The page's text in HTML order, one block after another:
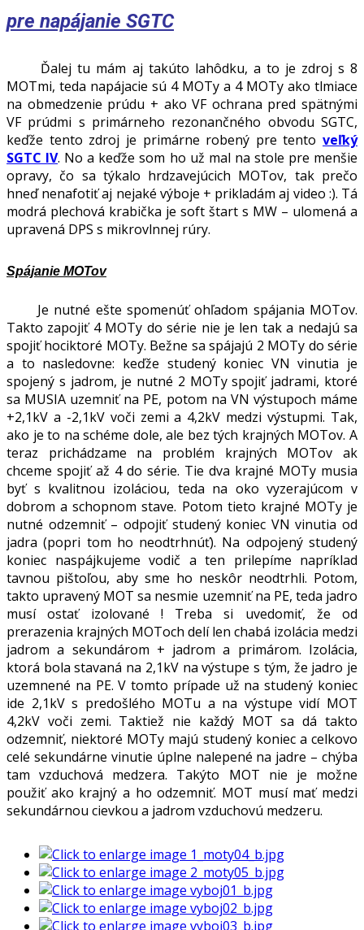
pre napájanie SGTC
Ďalej tu mám aj takúto lahôdku, a to je zdroj s 8
MOTmi, teda napájacie sú 4 MOTy a 4 MOTy ako tlmiace
na obmedzenie prúdu + ako VF ochrana pred spätnými
VF prúdmi s primárneho rezonančného obvodu SGTC,
keďže tento zdroj je primárne robený pre tento veľký
SGTC IV. No a keďže som ho už mal na stole pre menšie
opravy, čo sa týkalo hrdzavejúcich MOTov, tak prečo
hneď nenafotiť aj nejaké výboje + prikladám aj video :). Tá
modrá plechová krabička je soft štart s MW – ulomená a
upravená DPS s mikrovlnnej rúry.
Spájanie MOTov
Je nutné ešte spomenúť ohľadom spájania MOTov.
Takto zapojiť 4 MOTy do série nie je len tak a nedajú sa
spojiť hociktoré MOTy. Bežne sa spájajú 2 MOTy do série
a to nasledovne: keďže studený koniec VN vinutia je
spojený s jadrom, je nutné 2 MOTy spojiť jadrami, ktoré
sa MUSIA uzemniť na PE, potom na VN výstupoch máme
+2,1kV a -2,1kV voči zemi a 4,2kV medzi výstupmi. Tak,
ako je to na schéme dole, ale bez tých krajných MOTov. A
teraz prichádzame na problém krajných MOTov ak
chceme spojiť až 4 do série. Tie dva krajné MOTy musia
byť s kvalitnou izoláciou, teda na oko vyzerajúcom v
dobrom a schopnom stave. Potom tieto krajné MOTy je
nutné odzemniť – odpojiť studený koniec VN vinutia od
jadra (popri tom ho neodtrhnúť). Na odpojený studený
koniec naspájkujeme vodič a ten prilepíme napríklad
tavnou pištoľou, aby sme ho neskôr neodtrhli. Potom,
takto upravený MOT sa nesmie uzemniť na PE, teda jadro
musí ostať izolované ! Treba si uvedomiť, že od
prerazenia krajných MOToch delí len chabá izolácia medzi
jadrom a sekundárom + jadrom a primárom. Izolácia,
ktorá bola stavaná na 2,1kV na výstupe s tým, že jadro je
uzemnené na PE. V tomto prípade už na studený koniec
ide 2,1kV s predošlého MOTu a na výstupe vidí MOT
4,2kV voči zemi. Taktiež nie každý MOT sa dá takto
odzemniť, niektoré MOTy majú studený koniec a celkovo
celé sekundárne vinutie úplne nalepené na jadre – chýba
tam vzduchová medzera. Takýto MOT nie je možne
použiť ako krajný a ho odzemniť. MOT musí mať medzi
sekundárnou cievkou a jadrom vzduchovú medzeru.